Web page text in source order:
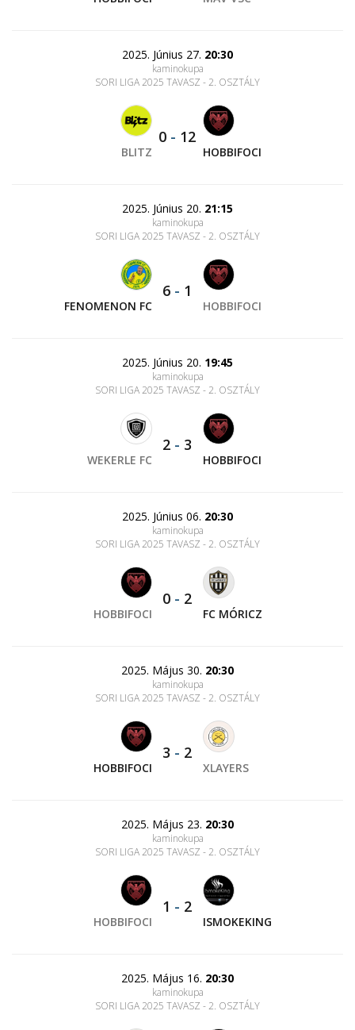
2025. Június 27. 20:30
kaminokupa
SORI LIGA 2025 TAVASZ - 2. OSZTÁLY
BLITZ
0 - 12
HOBBIFOCI
2025. Június 20. 21:15
kaminokupa
SORI LIGA 2025 TAVASZ - 2. OSZTÁLY
FENOMENON FC
6 - 1
HOBBIFOCI
2025. Június 20. 19:45
kaminokupa
SORI LIGA 2025 TAVASZ - 2. OSZTÁLY
WEKERLE FC
2 - 3
HOBBIFOCI
2025. Június 06. 20:30
kaminokupa
SORI LIGA 2025 TAVASZ - 2. OSZTÁLY
HOBBIFOCI
0 - 2
FC MÓRICZ
2025. Május 30. 20:30
kaminokupa
SORI LIGA 2025 TAVASZ - 2. OSZTÁLY
HOBBIFOCI
3 - 2
XLAYERS
2025. Május 23. 20:30
kaminokupa
SORI LIGA 2025 TAVASZ - 2. OSZTÁLY
HOBBIFOCI
1 - 2
ISMOKEKING
2025. Május 16. 20:30
kaminokupa
SORI LIGA 2025 TAVASZ - 2. OSZTÁLY